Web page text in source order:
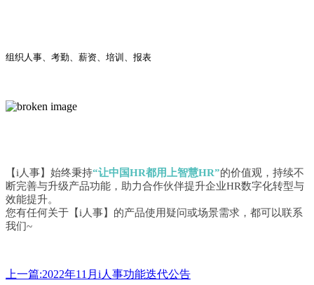
组织人事、考勤、薪资、培训、报表
【i人事】始终秉持“让中国HR都用上智慧HR”的价值观，持续不
断完善与升级产品功能，助力合作伙伴提升企业HR数字化转型与
效能提升。
您有任何关于【i人事】的产品使用疑问或场景需求，都可以联系
我们~
上一篇:2022年11月i人事功能迭代公告